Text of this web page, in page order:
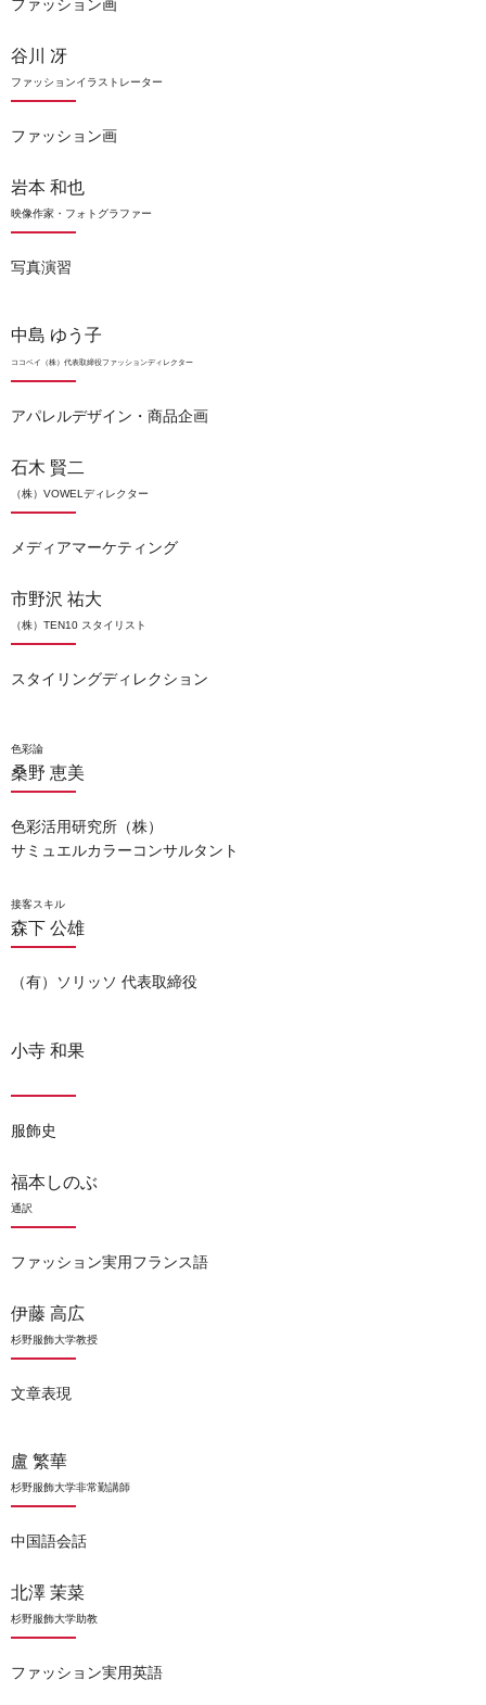
ファッション画
谷川 冴
ファッションイラストレーター
ファッション画
岩本 和也
映像作家・フォトグラファー
写真演習
中島 ゆう子
ココベイ（株）代表取締役ファッションディレクター
アパレルデザイン・商品企画
石木 賢二
（株）VOWELディレクター
メディアマーケティング
市野沢 祐大
（株）TEN10 スタイリスト
スタイリングディレクション
色彩論
桑野 恵美
色彩活用研究所（株）
サミュエルカラーコンサルタント
接客スキル
森下 公雄
（有）ソリッソ 代表取締役
小寺 和果
服飾史
福本しのぶ
通訳
ファッション実用フランス語
伊藤 高広
杉野服飾大学教授
文章表現
盧 繁華
杉野服飾大学非常勤講師
中国語会話
北澤 茉菜
杉野服飾大学助教
ファッション実用英語